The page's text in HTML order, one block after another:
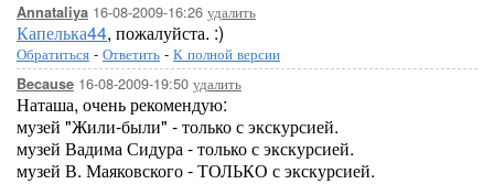
Annataliya 16-08-2009-16:26 удалить
Капелька44, пожалуйста. :)
Обратиться - Ответить - К полной версии
Because 16-08-2009-19:50 удалить
Наташа, очень рекомендую:
музей "Жили-были" - только с экскурсией.
музей Вадима Сидура - только с экскурсией.
музей В. Маяковского - ТОЛЬКО с экскурсией.